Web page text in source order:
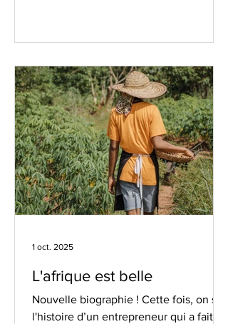
n’est pas encore une banque, les
comptes chèques sont arrivés bien plus
tard et
L'afrique est belle
Nouvelle biographie ! Cette fois, on suit
l'histoire d’un entrepreneur qui a fait le
1 oct. 2025